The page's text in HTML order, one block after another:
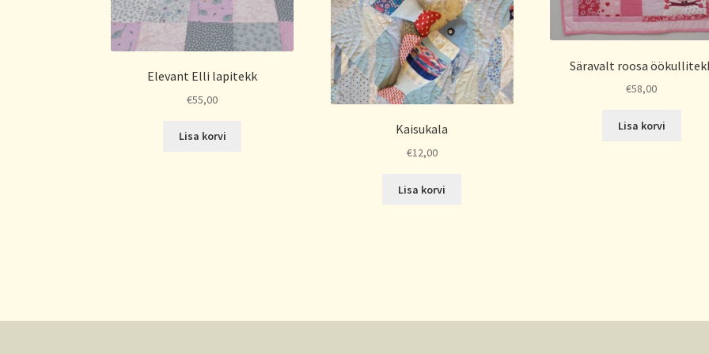
Elevant Elli lapitekk
€55,00
Lisa korvi Kaisukala
€12,00
Lisa korvi
Säravalt roosa
€58,00
Lisa korvi